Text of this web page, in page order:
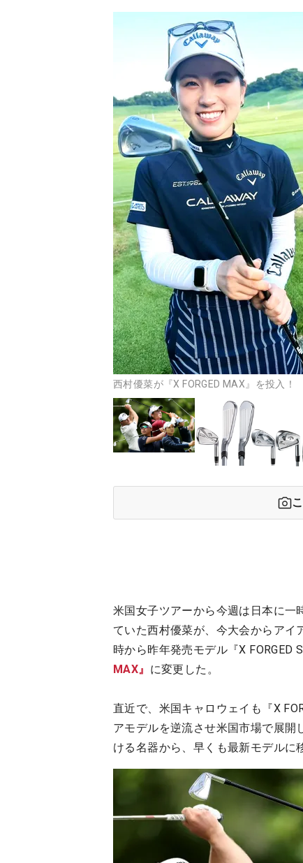
西村優菜が『X FORGED MAX』を投入！
米国女子ツアーから今週は日本に一
ていた西村優菜が、今大会からア
時から昨年発売モデル『X FORGED
MAX』 に変更した。
直近で、米国キャロウェイも『X
アモデルを逆流させ米国市場で展開
ける名器から、早くも最新モデルに